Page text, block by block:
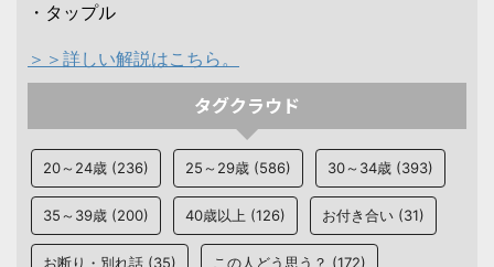
・タップル
＞＞詳しい解説はこちら。
タグクラウド
20～24歳 (236) 25～29歳 (586) 30～34歳 (393)
35～39歳 (200) 40歳以上 (126) お付き合い (31)
お断り・別れ話 (35) この人どう思う？ (172)